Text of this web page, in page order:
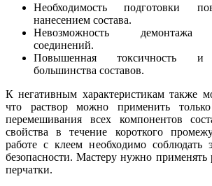
Необходимость подготовки
нанесением состава.
Невозможность демонтажа
соединений.
Повышенная токсичность и
большинства составов.
К негативным характеристикам также
что раствор можно применить
перемешивания всех компонентов
свойства в течение короткого
работе с клеем необходимо соблюдать
безопасности. Мастеру нужно применять
перчатки.